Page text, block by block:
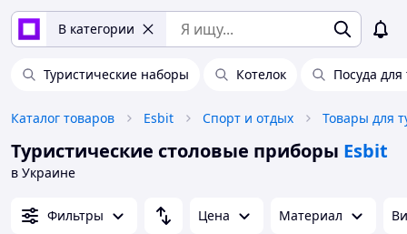
В категории
Туристические наборы Котелок Посуда
Каталог товаров Esbit Спорт и отдых Товары для
Туристические столовые приборы Esbit
в Украине
Фильтры Цена Материал